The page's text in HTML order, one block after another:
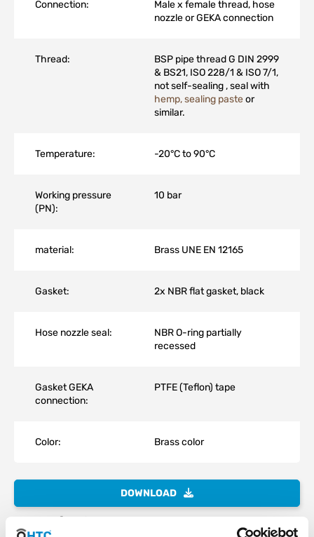
Connection:
Male x female thread, hose
nozzle or GEKA connection
Thread:
BSP pipe thread G DIN 2999
& BS21, ISO 228/1 & ISO 7/1,
not self-sealing , seal with
hemp, sealing pasteor
similar.
Temperature: -20°C to 90°C
Working pressure
(PN):
10 bar
material: Brass UNE EN 12165
Gasket: 2x NBR flat gasket, black
Hose nozzle seal:
NBR O-ring partially
recessed
Gasket GEKA
connection:
PTFE (Teflon) tape
Color: Brass color
DOWNLOAD
RoHS confirmation HTC